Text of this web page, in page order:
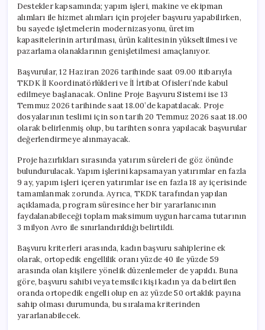
Destekler kapsamında; yapım işleri, makine ve ekipman
alımları ile hizmet alımları için projeler başvuru yapabilirken,
bu sayede işletmelerin modernizasyonu, üretim
kapasitelerinin artırılması, ürün kalitesinin yükseltilmesi ve
pazarlama olanaklarının genişletilmesi amaçlanıyor.
Başvurular, 12 Haziran 2026 tarihinde saat 09.00 itibarıyla
TKDK İl Koordinatörlükleri ve İl İrtibat Ofisleri’nde kabul
edilmeye başlanacak. Online Proje Başvuru Sistemi ise 13
Temmuz 2026 tarihinde saat 18.00’de kapatılacak. Proje
dosyalarının teslimi için son tarih 20 Temmuz 2026 saat 18.00
olarak belirlenmiş olup, bu tarihten sonra yapılacak başvurular
değerlendirmeye alınmayacak.
Proje hazırlıkları sırasında yatırım süreleri de göz önünde
bulundurulacak. Yapım işlerini kapsamayan yatırımlar en fazla
9 ay, yapım işleri içeren yatırımlar ise en fazla 18 ay içerisinde
tamamlanmak zorunda. Ayrıca, TKDK tarafından yapılan
açıklamada, program süresince her bir yararlanıcının
faydalanabileceği toplam maksimum uygun harcama tutarının
3 milyon Avro ile sınırlandırıldığı belirtildi.
Başvuru kriterleri arasında, kadın başvuru sahiplerine ek
olarak, ortopedik engellilik oranı yüzde 40 ile yüzde 59
arasında olan kişilere yönelik düzenlemeler de yapıldı. Buna
göre, başvuru sahibi veya temsilci kişi kadın ya da belirtilen
oranda ortopedik engelli olup en az yüzde 50 ortaklık payına
sahip olması durumunda, bu sıralama kriterinden
yararlanabilecek.